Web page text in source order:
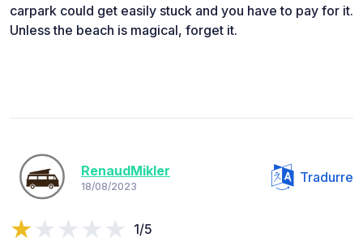
carpark could get easily stuck and you have to pay for it.
Unless the beach is magical, forget it.
RenaudMikler
18/08/2023
Tradurre
1/5